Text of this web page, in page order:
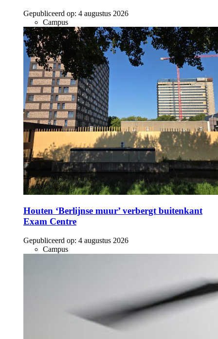
Gepubliceerd op: 4 augustus 2026
Campus
Houten ‘Berlijnse muur’ verbergt buitenkant
Exam Centre
Gepubliceerd op: 4 augustus 2026
Campus